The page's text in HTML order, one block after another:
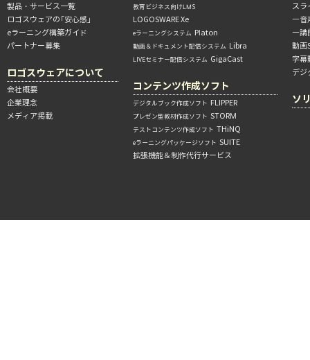
製品・サービス一覧
ロゴスウェアの「安心感」
eラーニング構築ガイド
パートナー募集
ロゴスウェアについて
会社概要
企業理念
メディア掲載
教育ビジネス向けLMS
LOGOSWARE Xe
eラーニングシステム Platon
動画＆ドキュメント配信システム Libra
LIVEセミナー配信システム GigaCast
コンテンツ作成ソフト
デジタルブック作成ソフト FLIPPER
プレゼン型教材作成ソフト STORM
テストコンテンツ作成ソフト THiNQ
eラーニングパッケージソフト SUITE
拡張機能＆制作代行サービス
ス
―音
―講
動画
字幕
デジ
ソ